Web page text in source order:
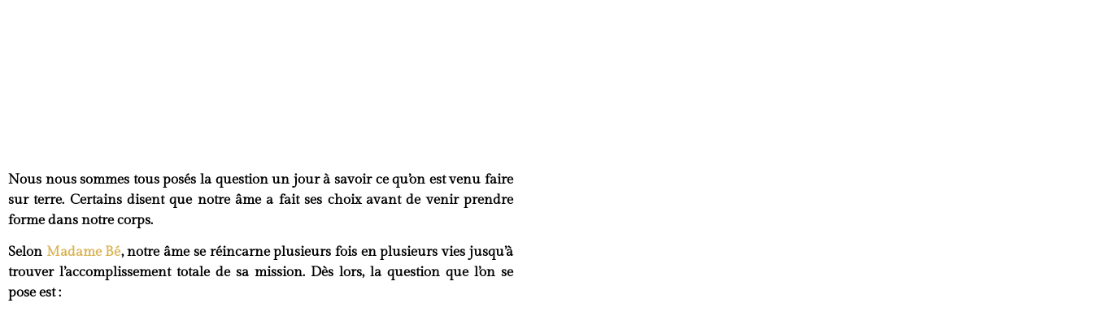
Nous nous sommes tous posés la question un jour à savoir ce qu’on est venu faire
sur terre. Certains disent que notre âme a fait ses choix avant de venir prendre
forme dans notre corps.
Selon Madame Bé, notre âmese réincarneplusieurs fois en plusieurs vies jusqu’à
trouver l’accomplissement totalede sa mission. Dès lors, la question que l’on se
pose est :